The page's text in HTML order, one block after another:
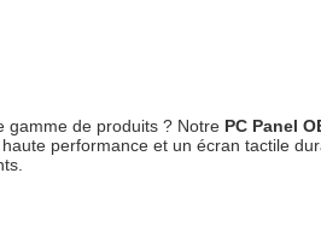
gamme de produits ? Notre PC Panel
performance et un écran tactile